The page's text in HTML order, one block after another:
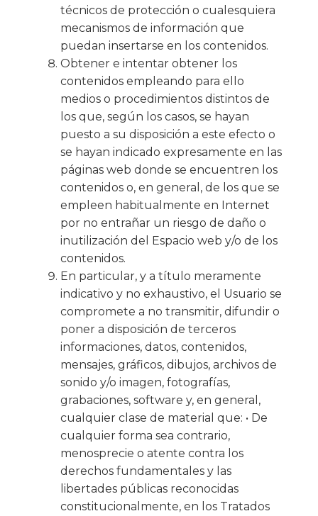
técnicos de protección o cualesquiera
mecanismos de información que
puedan insertarse en los contenidos.
Obtener e intentar obtener los
contenidos empleando para ello
medios o procedimientos distintos de
los que, según los casos, se hayan
puesto a su disposición a este efecto o
se hayan indicado expresamente en las
páginas web donde se encuentren los
contenidos o, en general, de los que se
empleen habitualmente en Internet
por no entrañar un riesgo de daño o
inutilización del Espacio web y/o de los
contenidos.
En particular, y a título meramente
indicativo y no exhaustivo, el Usuario se
compromete a no transmitir, difundir o
poner a disposición de terceros
informaciones, datos, contenidos,
mensajes, gráficos, dibujos, archivos de
sonido y/o imagen, fotografías,
grabaciones, software y, en general,
cualquier clase de material que: • De
cualquier forma sea contrario,
menosprecie o atente contra los
derechos fundamentales y las
libertades públicas reconocidas
constitucionalmente, en los Tratados